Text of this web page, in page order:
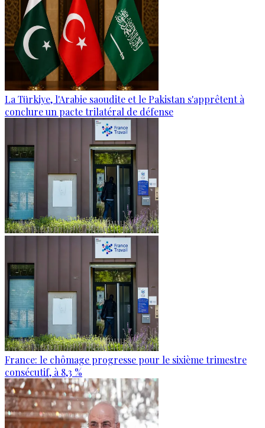
La Türkiye, l'Arabie saoudite et le Pakistan s'apprêtent à
conclure un pacte trilatéral de défense
France: le chômage progresse pour le sixième trimestre
consécutif, à 8,3 %